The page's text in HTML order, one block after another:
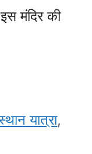
मंदिर की
यात्रा,